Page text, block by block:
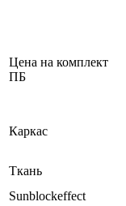
Цена на комплект
ПБ
Каркас
Ткань
Sunblockeffect